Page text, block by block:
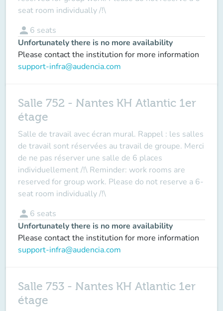
seat room individually /!\
person 6 seats
Unfortunately there is no more availability
Please contact the institution for more information
support-infra@audencia.com
Salle 752 - Nantes KH Atlantic 1er
étage
Salle de travail avec écran mural. Rappel : les salles
de travail sont réservées au travail de groupe. Merci
de ne pas réserver une salle de 6 places
individuellement /!\ Reminder: work rooms are
reserved for group work. Please do not reserve a 6-
seat room individually /!\
person 6 seats
Unfortunately there is no more availability
Please contact the institution for more information
support-infra@audencia.com
Salle 753 - Nantes KH Atlantic 1er
étage